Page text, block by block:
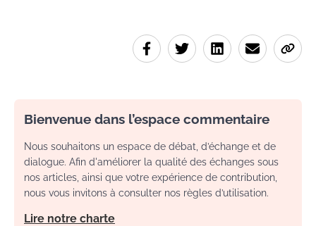
Bienvenue dans l’espace commentaire
Nous souhaitons un espace de débat, d’échange et de
dialogue. Afin d'améliorer la qualité des échanges sous
nos articles, ainsi que votre expérience de contribution,
nous vous invitons à consulter nos règles d’utilisation.
Lire notre charte